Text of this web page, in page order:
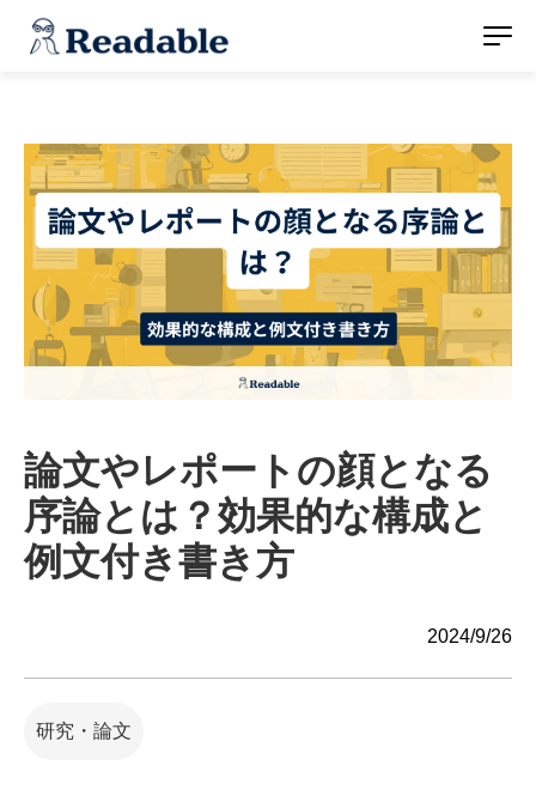
論文やレポートの顔となる
序論とは？効果的な構成と
例文付き書き方
2024/9/26
研究・論文